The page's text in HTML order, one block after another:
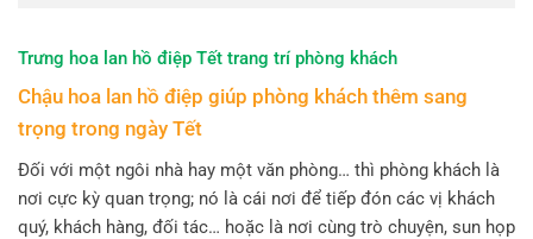
Trưng hoa lan hồ điệp Tết trang trí phòng khách
Chậu hoa lan hồ điệp giúp phòng khách thêm sang
trọng trong ngày Tết
Đối với một ngôi nhà hay một văn phòng… thì phòng khách là
nơi cực kỳ quan trọng; nó là cái nơi để tiếp đón các vị khách
quý, khách hàng, đối tác… hoặc là nơi cùng trò chuyện, sun họp